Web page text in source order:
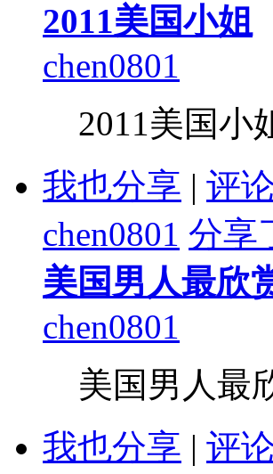
2011美国小姐
chen0801
2011美国小
我也分享 | 评
chen0801 分享
美国男人最欣
chen0801
美国男人最
我也分享 | 评